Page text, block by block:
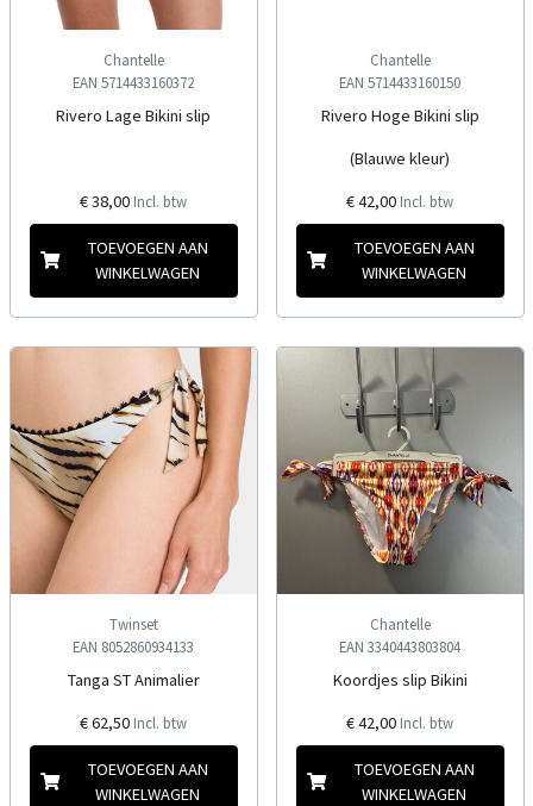
Chantelle
EAN 5714433160372
Rivero Lage Bikini slip
€ 38,00 Incl. btw
TOEVOEGEN AAN
WINKELWAGEN
Chantelle
EAN 5714433160150
Rivero Hoge Bikini slip
(Blauwe kleur)
€ 42,00 Incl. btw
TOEVOEGEN AAN
WINKELWAGEN
Twinset
EAN 8052860934133
Tanga ST Animalier
€ 62,50 Incl. btw
TOEVOEGEN AAN
WINKELWAGEN
Chantelle
EAN 3340443803804
Koordjes slip Bikini
€ 42,00 Incl. btw
TOEVOEGEN AAN
WINKELWAGEN